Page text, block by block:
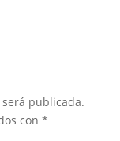
publicada.
con *